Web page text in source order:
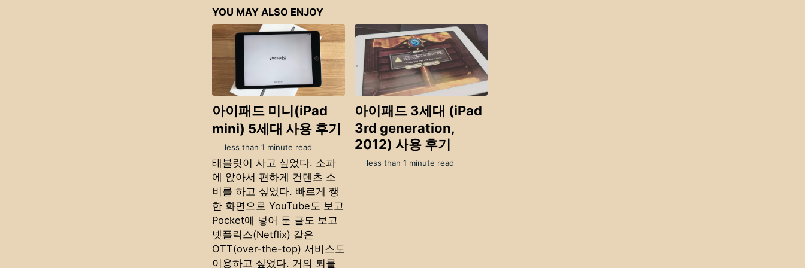
YOU MAY ALSO ENJOY
아이패드 미니(iPad
mini) 5세대 사용 후기
less than 1 minute read
태블릿이 사고 싶었다. 소파
에 앉아서 편하게 컨텐츠 소
비를 하고 싶었다. 빠르게 쨍
한 화면으로 YouTube도 보고
Pocket에 넣어 둔 글도 보고
넷플릭스(Netflix) 같은
OTT(over-the-top) 서비스도
이용하고 싶었다. 거의 퇴물
아이패드 3세대 (iPad
3rd generation,
2012) 사용 후기
less than 1 minute read